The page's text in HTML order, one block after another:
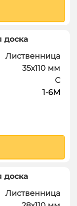
доска
Лиственница
35х110 мм
С
1-6М
доска
Лиственница